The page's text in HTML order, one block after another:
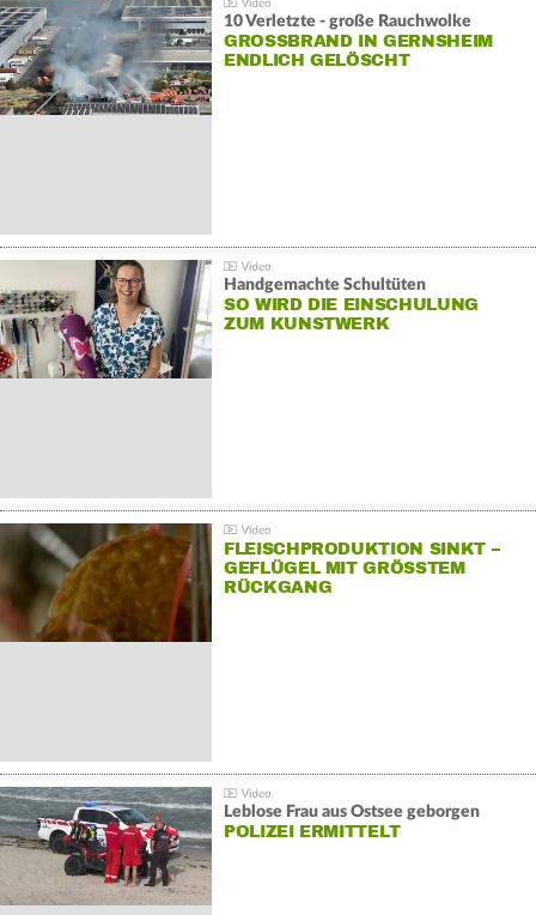
10 Verletzte - große Rauchwolke
GROSSBRAND IN GERNSHEIM E
NDLICH GELÖSCHT
Handgemachte Schultüten
SO WIRD DIE EINSCHULUNG
ZUM KUNSTWERK
FLEISCHPRODUKTION SINKT –
GEFLÜGEL MIT GRÖSSTEM R
ÜCKGANG
Leblose Frau aus Ostsee geborgen
POLIZEI ERMITTELT